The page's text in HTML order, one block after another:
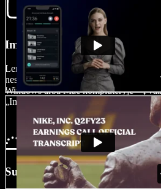
Importuokite savo filmą
Lengvai importuokite vaizdo įrašus,
nesvarbu, ar jie fiksuoti iPhone ar
Windows arba Mac kompiuteryje – į
„Images/Videos“.
Sukurkite savo filmą